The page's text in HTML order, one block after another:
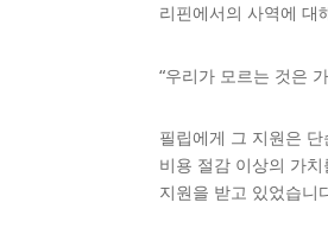
리핀에서의 사역에 대
“우리가 모르는 것은
필립에게 그 지원은
비용 절감 이상의 가
지원을 받고 있었습니